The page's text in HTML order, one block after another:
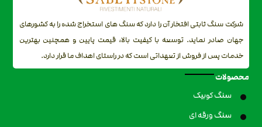
شرکت سنگ ثابتی افتخار آن را دارد که سنگ های استخراج شده را به کشورهای
جهان صادر نماید. توسعه با کیفیت بالا، قیمت پایین و همچنین بهترین
خدمات پس از فروش از تعهداتی است که در راستای اهداف ما قرار دارد.
محصولات
سنگ کوبیک
سنگ ورقه ای